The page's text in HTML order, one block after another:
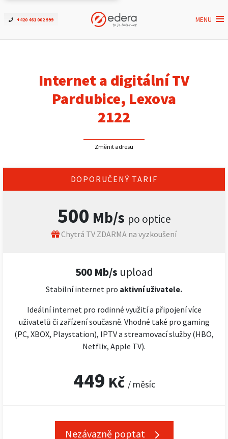
+420 461 002 999 MENU
Ověřit dostupnost
ČEZNET TV
Kontakt
Internet a digitální TV
Pardubice, Lexova
2122
Změnit adresu
DOPORUČENÝ TARIF
500 Mb/s po optice
Chytrá TV ZDARMA na vyzkoušení
500 Mb/s upload
Stabilní internet pro aktivní uživatele.
Ideální internet pro rodinné využití a připojení více
uživatelů či zařízení současně. Vhodné také pro gaming
(PC, XBOX, Playstation), IPTV a streamovací služby (HBO,
Netflix, Apple TV).
449 Kč / měsíc
Nezávazně poptat